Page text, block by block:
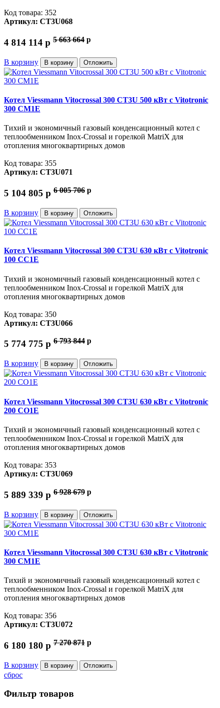
Код товара: 352
Артикул: CT3U068
4 814 114 p 5 663 664 p
В корзину В корзину Отложить
Котел Viessmann Vitocrossal 300 CT3U 500 кВт с Vitotronic
300 CM1E
Тихий и экономичный газовый конденсационный котел с
теплообменником Inox-Crossal и горелкой MatriX для
отопления многоквартирных домов
Код товара: 355
Артикул: CT3U071
5 104 805 p 6 005 706 p
В корзину В корзину Отложить
Котел Viessmann Vitocrossal 300 CT3U 630 кВт с Vitotronic
100 CC1E
Тихий и экономичный газовый конденсационный котел с
теплообменником Inox-Crossal и горелкой MatriX для
отопления многоквартирных домов
Код товара: 350
Артикул: CT3U066
5 774 775 p 6 793 844 p
В корзину В корзину Отложить
Котел Viessmann Vitocrossal 300 CT3U 630 кВт с Vitotronic
200 CO1E
Тихий и экономичный газовый конденсационный котел с
теплообменником Inox-Crossal и горелкой MatriX для
отопления многоквартирных домов
Код товара: 353
Артикул: CT3U069
5 889 339 p 6 928 679 p
В корзину В корзину Отложить
Котел Viessmann Vitocrossal 300 CT3U 630 кВт с Vitotronic
300 CM1E
Тихий и экономичный газовый конденсационный котел с
теплообменником Inox-Crossal и горелкой MatriX для
отопления многоквартирных домов
Код товара: 356
Артикул: CT3U072
6 180 180 p 7 270 871 p
В корзину В корзину Отложить
сброс
Фильтр товаров